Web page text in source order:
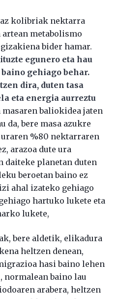
kolibriak nektarra
metabolismo
bider hamar.
egunero eta hau
gehiago behar.
dira, duten tasa
eta energia aurreztu
masaren baliokidea jaten
da, bere masa azukre
%80 nektarraren
arazoa dute ura
daiteke planetan duten
beroetan baino ez
ahal izateko gehiago
hartuko lukete eta
lukete,
bere aldetik, elikadura
heltzen denean,
hasi baino lehen
normalean baino lau
arabera, heltzen